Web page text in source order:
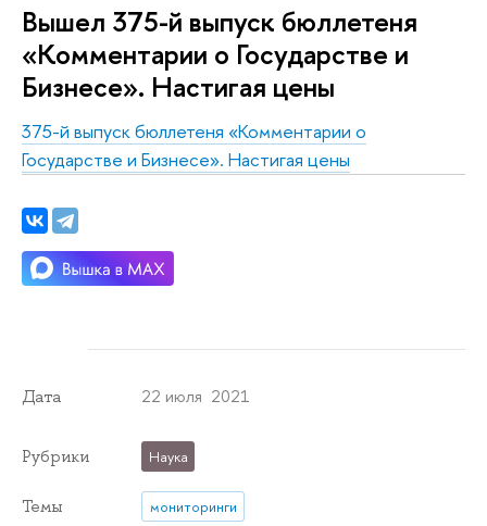
Вышел 375-й выпуск бюллетеня
«Комментарии о Государстве и
Бизнесе». Настигая цены
375-й выпуск бюллетеня «Комментарии о
Государстве и Бизнесе». Настигая цены
Дата 22 июля 2021
Рубрики Наука
Темы
мониторинги